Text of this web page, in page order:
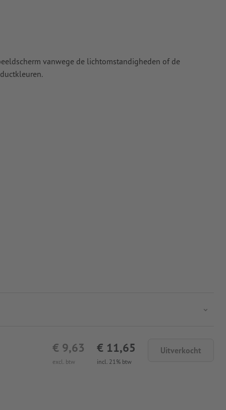
vanwege de lichtomstandigheden of de
excl. btw
€ 9,63
incl. 21% btw
€ 11,65 Uitverkocht